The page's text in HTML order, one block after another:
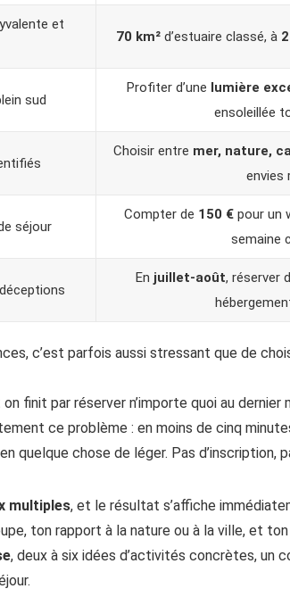
et
70 km²d’estuaire classé, à
sud
Profiter d’une lumière
ensoleillée
Choisir entre mer, nature,
envies
séjour
Compter de 150 €pour un
semaine
En juillet-août, réserver
c’est parfois aussi stressant que de
finit par réserver n’importe quoi au dernier
ce problème : en moins de cinq
quelque chose de léger. Pas d’inscription,
multiples, et le résultat s’affiche
ton rapport à la nature ou à la ville, et
, deux à six idées d’activités concrètes, un